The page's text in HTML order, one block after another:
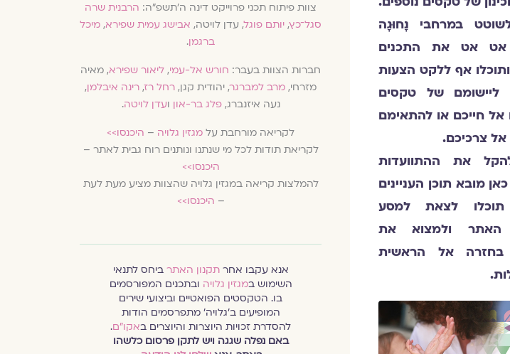
במרחבי נָחוּגָה
אט אט את התכנים
אף ללקט הצעות
ליישומם של טקסים
אל חייכם או להתאימם
אל צרכיכם.
את ההתוועדות
מובא תוכן העניינים
תוכלו לצאת למסע
האתר ולמצוא את
בחזרה אל הראשית
צוות פיתוח תכני פרוייקט דינה ה׳תשפ״ה: הרבנית שרה
סגל־כץ, יותם פוגל, עדן לויטה, אבישג עמית שפירא, מיכל
ברגמן.
חברות הצוות בעבר: חורש אל-עמי, ליאור שפירא, מאיה
מזרחי, מרב למברגר, יהודית קגן, רחל רז, רינה איבלמן,
נעה איזנברג,פלג בר-און ועדן לויטה.
לקריאה מורחבת על מגזין גלויה – היכנסו>>
לקריאת תודות לכל מי שנתנו ונותנים רוח גבית לאתר –
היכנסו>>
להמלצות קריאה במגזין גלויה שהצוות מציע מעת לעת
– היכנסו>>
אנא עקבו אחרתקנון האתר ביחס לתנאי
השימוש במגזין גלויה ובתכנים המפורסמים
בו. הטקסטים הפואטיים וביצועי שירים
המופיעים ב׳גלויה׳ מתפרסמים הודות
להסדרת זכויות היוצרות והיוצרים באקו״ם.
באם נפלה שגגה ויש לתקן פרסום כלשהו